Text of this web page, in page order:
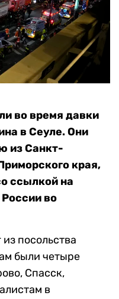
во время давки
в Сеуле. Они
из Санкт-
края,
ссылкой на
во
посольства
были четыре
Спасск,
в